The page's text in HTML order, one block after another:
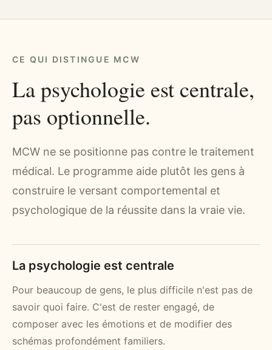
CE QUI DISTINGUE MCW
La psychologie est centrale,
pas optionnelle.
MCW ne se positionne pas contre le traitement
médical. Le programme aide plutôt les gens à
construire le versant comportemental et
psychologique de la réussite dans la vraie vie.
La psychologie est centrale
Pour beaucoup de gens, le plus difficile n'est pas de
savoir quoi faire. C'est de rester engagé, de
composer avec les émotions et de modifier des
schémas profondément familiers.